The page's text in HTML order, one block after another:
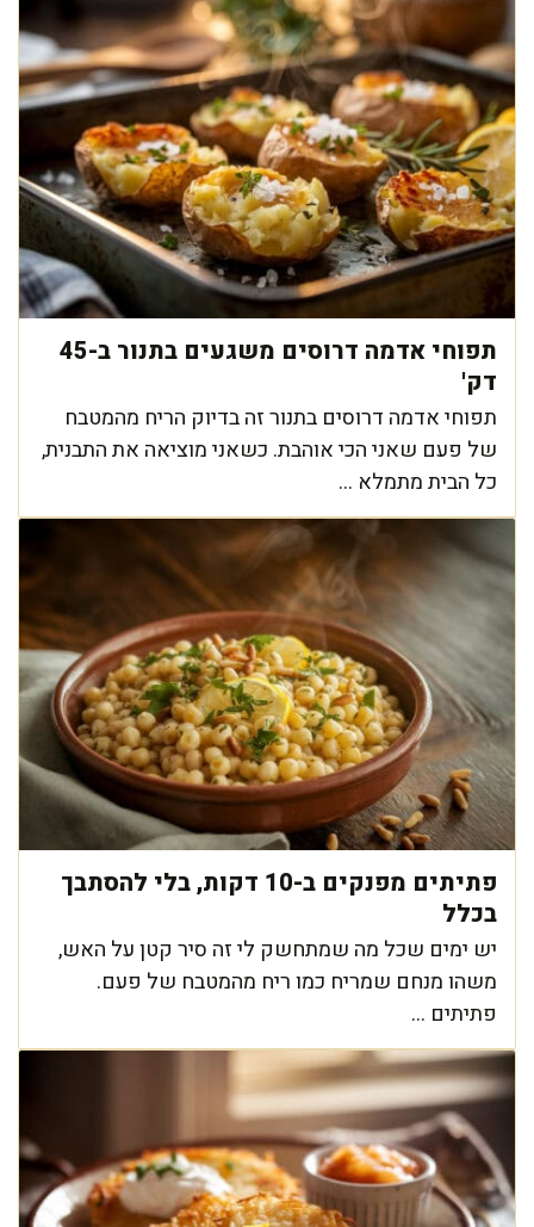
תפוחי אדמה דרוסים משגעים בתנור ב-45
דק'
תפוחי אדמה דרוסים בתנור זה בדיוק הריח מהמטבח
של פעם שאני הכי אוהבת. כשאני מוציאה את התבנית,
כל הבית מתמלא ...
פתיתים מפנקים ב-10 דקות, בלי להסתבך
בכלל
יש ימים שכל מה שמתחשק לי זה סיר קטן על האש,
משהו מנחם שמריח כמו ריח מהמטבח של פעם.
פתיתים ...